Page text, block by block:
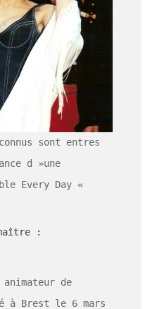
sont entres
d »une
Every Day «
:
de
Brest le 6 mars